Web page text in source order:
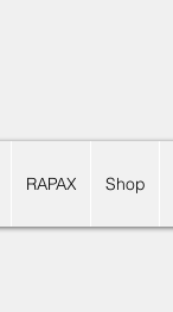
RAPAX Shop